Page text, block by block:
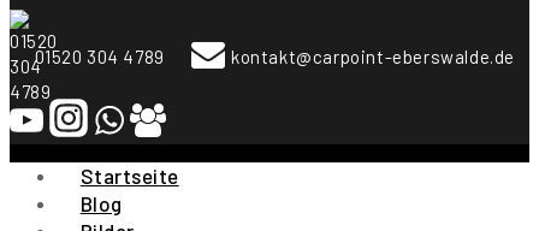
To
Content
01520 304 4789 kontakt@carpoint-eberswalde.de
Startseite
Blog